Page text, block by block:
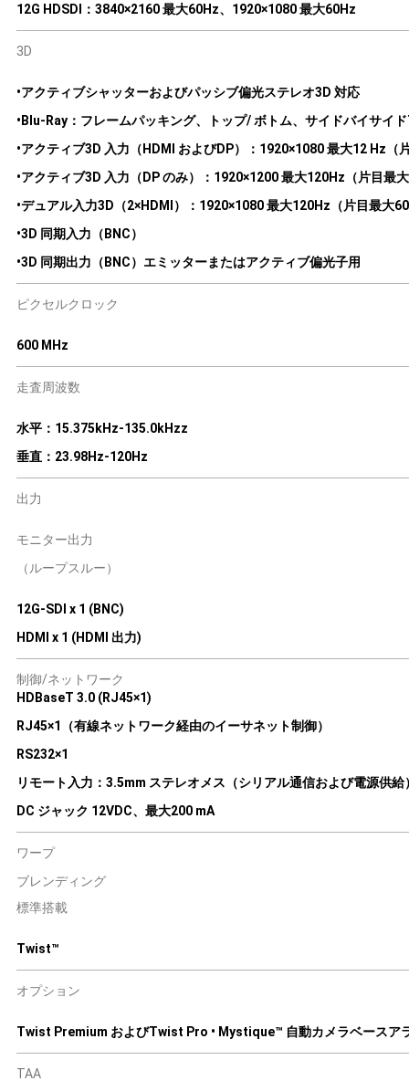
12G HDSDI：3840×2160 最大60Hz、1920×1080 最大60Hz
3D
•アクティブシャッターおよびパッシブ偏光ステレオ3D 対応
•Blu-Ray：フレームパッキング、トップ/ ボトム、サイドバイサイ
•アクティブ3D 入力（HDMI およびDP）：1920×1080 最大12 Hz
•アクティブ3D 入力（DP のみ）：1920×1200 最大120Hz（片目最
•デュアル入力3D（2×HDMI）：1920×1080 最大120Hz（片目最大
•3D 同期入力（BNC）
•3D 同期出力（BNC）エミッターまたはアクティブ偏光子用
ピクセルクロック
600 MHz
走査周波数
水平：15.375kHz-135.0kHzz
垂直：23.98Hz-120Hz
出力
モニター出力
（ループスルー）
12G-SDI x 1 (BNC)
HDMI x 1 (HDMI 出力)
制御/ネットワーク
HDBaseT 3.0 (RJ45×1)
RJ45×1（有線ネットワーク経由のイーサネット制御）
RS232×1
リモート入力：3.5mm ステレオメス（シリアル通信および電源供給
DC ジャック 12VDC、最大200 mA
ワープ
ブレンディング
標準搭載
Twist™
オプション
Twist Premium およびTwist Pro • Mystique™ 自動カメラベースア
TAA